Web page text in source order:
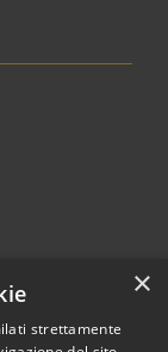
×
strettamente